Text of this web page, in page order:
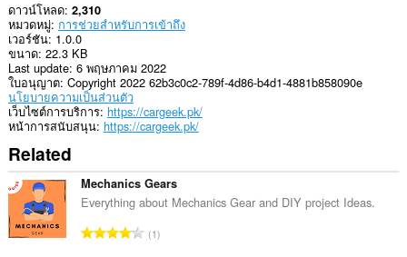
ดาวน์โหลด 2,310
หมวดหมู่ การช่วยสำหรับการเข้าถึง
เวอร์ชัน 1.0.0
ขนาด 22.3 KB
Last update 6 พฤษภาคม 2022
ใบอนุญาต Copyright 2022 62b3c0c2-789f-4d86-b4d1-4881b858090e
นโยบายความเป็นส่วนตัว
เว็บไซต์การบริการ https://cargeek.pk/
หน้าการสนับสนุน https://cargeek.pk/
Related
Mechanics Gears
Everything about Mechanics Gear and DIY project Ideas.
จำ
1